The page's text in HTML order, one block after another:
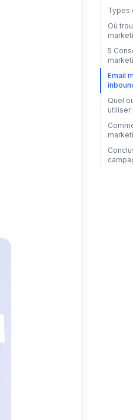
Types
Où
5
Email
Quel
utiliser